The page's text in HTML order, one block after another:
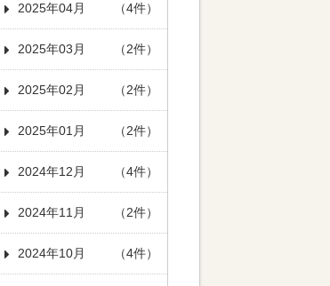
2025年04月 （4件）
2025年03月 （2件）
2025年02月 （2件）
2025年01月 （2件）
2024年12月 （4件）
2024年11月 （2件）
2024年10月 （4件）